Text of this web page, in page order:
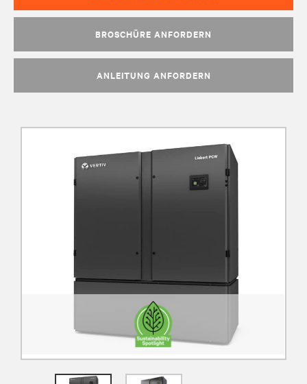
BROSCHÜRE ANFORDERN
ANLEITUNG ANFORDERN